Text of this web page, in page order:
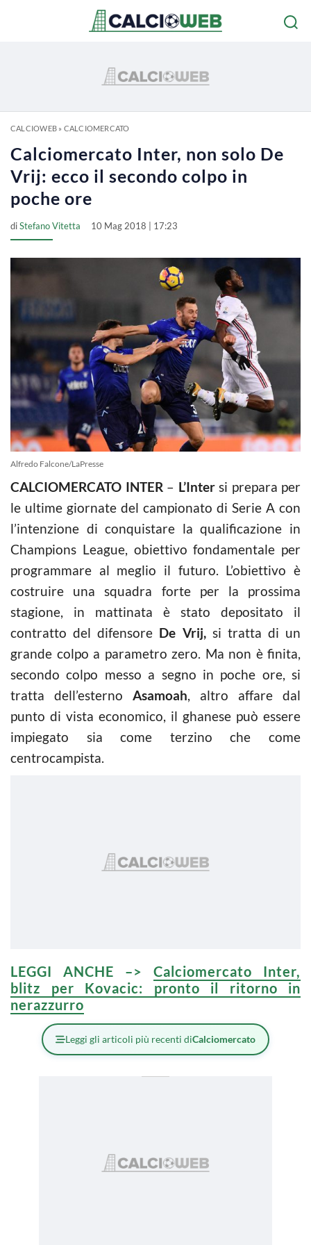
CALCIOWEB» CALCIOMERCATO
Calciomercato Inter, non solo De
Vrij: ecco il secondo colpo in
poche ore
diStefano Vitetta 10 Mag 2018 | 17:23
Alfredo Falcone/LaPresse
CALCIOMERCATO INTER– L’Intersi prepara per
le ultime giornate del campionato di Serie A con
l’intenzione di conquistare la qualificazione in
Champions League, obiettivo fondamentale per
programmare al meglio il futuro. L’obiettivo è
costruire una squadra forte per la prossima
stagione, in mattinata è stato depositato il
contratto del difensore De Vrij,si tratta di un
grande colpo a parametro zero. Ma non è finita,
secondo colpo messo a segno in poche ore, si
tratta dell’esterno Asamoah, altro affare dal
punto di vista economico, il ghanese può essere
impiegato sia come terzino che come
centrocampista.
LEGGI ANCHE –>
Calciomercato Inter,
blitz per Kovacic: pronto il ritorno in
nerazzurro
Leggi gli articoli più recenti diCalciomercato